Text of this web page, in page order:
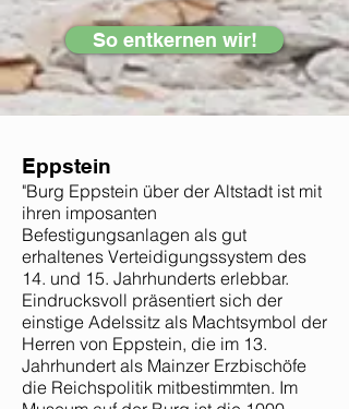
So entkernen wir!
Eppstein
"Burg Eppstein über der Altstadt ist mit
ihren imposanten
Befestigungsanlagen als gut
erhaltenes Verteidigungssystem des
14. und 15. Jahrhunderts erlebbar.
Eindrucksvoll präsentiert sich der
einstige Adelssitz als Machtsymbol der
Herren von Eppstein, die im 13.
Jahrhundert als Mainzer Erzbischöfe
die Reichspolitik mitbestimmten. Im